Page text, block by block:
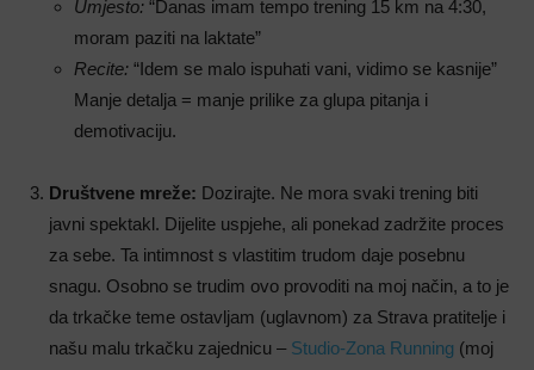
Umjesto: “Danas imam tempo trening 15 km na 4:30,
moram paziti na laktate”
Recite: “Idem se malo ispuhati vani, vidimo se kasnije”
Manje detalja = manje prilike za glupa pitanja i
demotivaciju.
Društvene mreže: Dozirajte. Ne mora svaki trening biti
javni spektakl. Dijelite uspjehe, ali ponekad zadržite proces
za sebe. Ta intimnost s vlastitim trudom daje posebnu
snagu. Osobno se trudim ovo provoditi na moj način, a to je
da trkačke teme ostavljam (uglavnom) za Strava pratitelje i
našu malu trkačku zajednicu – Studio-Zona Running (moj